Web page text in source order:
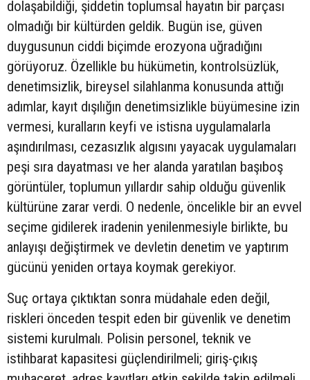
dolaşabildiği, şiddetin toplumsal hayatın bir parçası
olmadığı bir kültürden geldik. Bugün ise, güven
duygusunun ciddi biçimde erozyona uğradığını
görüyoruz. Özellikle bu hükümetin, kontrolsüzlük,
denetimsizlik, bireysel silahlanma konusunda attığı
adımlar, kayıt dışılığın denetimsizlikle büyümesine izin
vermesi, kuralların keyfi ve istisna uygulamalarla
aşındırılması, cezasızlık algısını yayacak uygulamaları
peşi sıra dayatması ve her alanda yaratılan başıboş
görüntüler, toplumun yıllardır sahip olduğu güvenlik
kültürüne zarar verdi. O nedenle, öncelikle bir an evvel
seçime gidilerek iradenin yenilenmesiyle birlikte, bu
anlayışı değiştirmek ve devletin denetim ve yaptırım
gücünü yeniden ortaya koymak gerekiyor.
Suç ortaya çıktıktan sonra müdahale eden değil,
riskleri önceden tespit eden bir güvenlik ve denetim
sistemi kurulmalı. Polisin personel, teknik ve
istihbarat kapasitesi güçlendirilmeli; giriş-çıkış